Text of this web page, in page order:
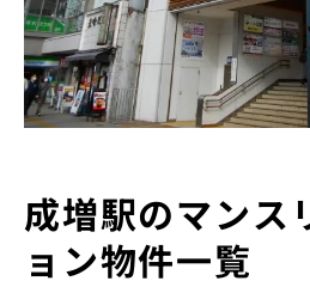
成増駅のマンス
ョン物件一覧